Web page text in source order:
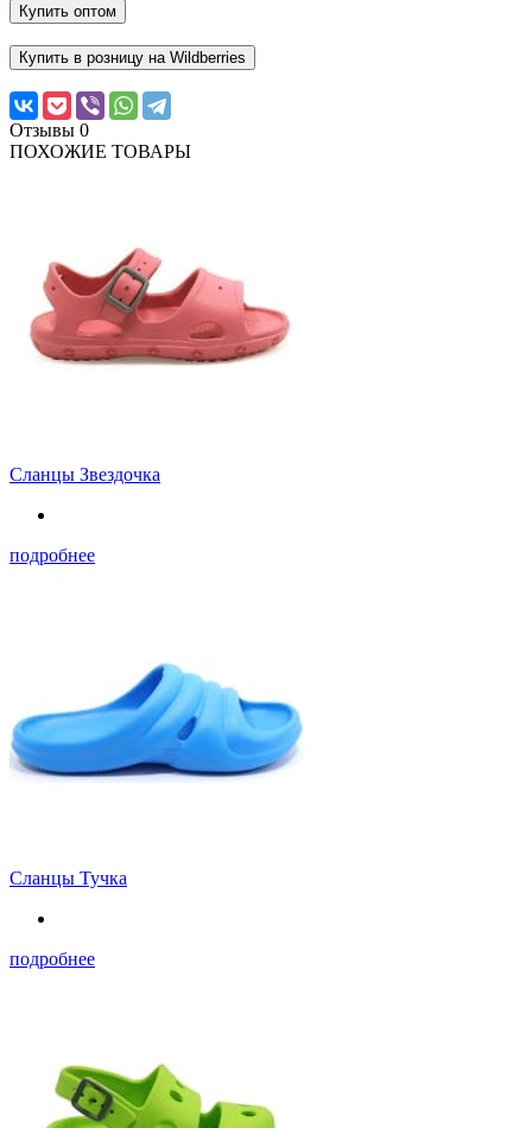
Купить оптом
Купить в розницу на Wildberries
Отзывы 0
ПОХОЖИЕ ТОВАРЫ
Сланцы Звездочка
подробнее
Сланцы Тучка
подробнее